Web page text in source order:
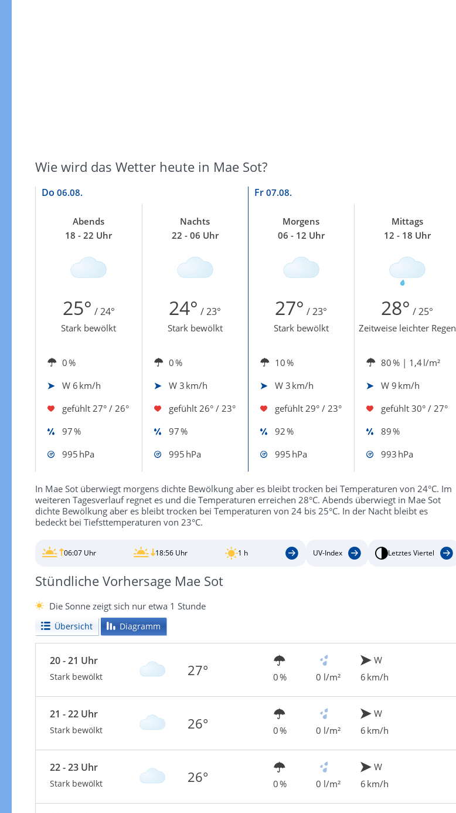
Wie wird das Wetter heute in Mae Sot?
Do 06.08. Fr 07.08.
Abends
18 - 22 Uhr
Nachts
22 - 06 Uhr
Morgens
06 - 12 Uhr
Mittags
12 - 18 Uhr
25° / 24° 24° / 23° 27° / 23° 28° / 25°
Stark bewölkt Stark bewölkt Stark bewölkt Zeitweise leichter Regen
0 % 0 % 10 % 80 % | 1,4 l/m²
W 6 km/h W 3 km/h W 3 km/h W 9 km/h
gefühlt 27° / 26° gefühlt 26° / 23° gefühlt 29° / 23° gefühlt 30° / 27°
97 %
97 % 92 %
89 %
995 hPa
995 hPa 995 hPa 993 hPa
In Mae Sot überwiegt morgens dichte Bewölkung aber es bleibt trocken bei Temperaturen von 24°C. Im
weiteren Tagesverlauf regnet es und die Temperaturen erreichen 28°C. Abends überwiegt in Mae Sot
dichte Bewölkung aber es bleibt trocken bei Temperaturen von 24 bis 25°C. In der Nacht bleibt es
bedeckt bei Tiefsttemperaturen von 23°C.
06:07 Uhr 18:56 Uhr 1 h UV-Index Letztes Viertel
Stündliche Vorhersage Mae Sot
Die Sonne zeigt sich nur etwa 1 Stunde
Übersicht Diagramm
20 - 21 Uhr
Stark bewölkt 27° 0 % 0 l/m²
W
6 km/h
21 - 22 Uhr
Stark bewölkt 26° 0 % 0 l/m²
W
6 km/h
22 - 23 Uhr
Stark bewölkt 26° 0 % 0 l/m²
W
6 km/h
Windgeschwindigkeiten in 3h
Zur Windgeschwindigkeitenkarte
Sonnenschein heute
Zur Sonnenscheindauerkarte